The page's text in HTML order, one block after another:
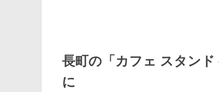
長町の「カフェ スタン
に